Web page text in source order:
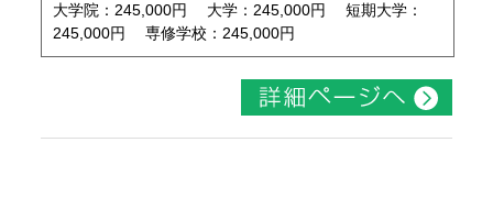
大学院：245,000円 大学：245,000円 短期大学：
245,000円 専修学校：245,000円